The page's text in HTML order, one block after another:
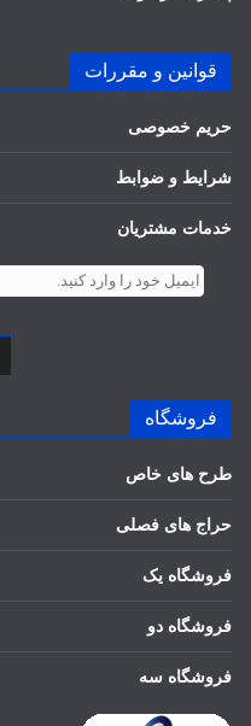
قوانین و مقررات
حریم خصوصی
شرایط و ضوابط
خدمات مشتریان
فروشگاه
طرح های خاص
حراج های فصلی
فروشگاه یک
فروشگاه دو
فروشگاه سه